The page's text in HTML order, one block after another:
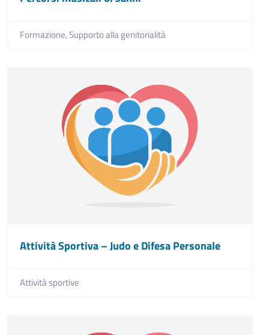
Formazione,Supporto alla genitorialità
Attività Sportiva – Judo e Difesa Personale
Attività sportive